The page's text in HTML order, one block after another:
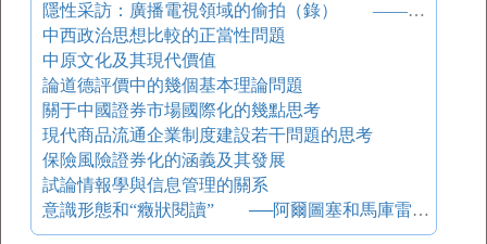
隱性采訪：廣播電視領域的偷拍（錄） ——兼談偷拍（錄）的發展趨勢
中西政治思想比較的正當性問題
中原文化及其現代價值
論道德評價中的幾個基本理論問題
關于中國證券市場國際化的幾點思考
現代商品流通企業制度建設若干問題的思考
保險風險證券化的涵義及其發展
試論情報學與信息管理的關系
意識形態和“癥狀閱讀” ──阿爾圖塞和馬庫雷的文學意識形態批評［＊］